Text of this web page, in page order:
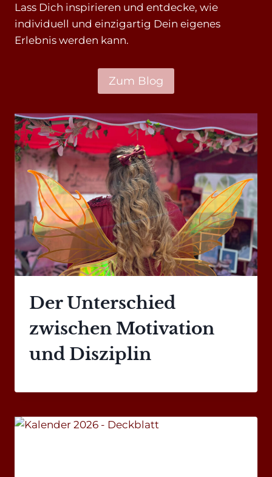
Lass Dich inspirieren und entdecke, wie
individuell und einzigartig Dein eigenes
Erlebnis werden kann.
Zum Blog
Der Unterschied
zwischen Motivation
und Disziplin